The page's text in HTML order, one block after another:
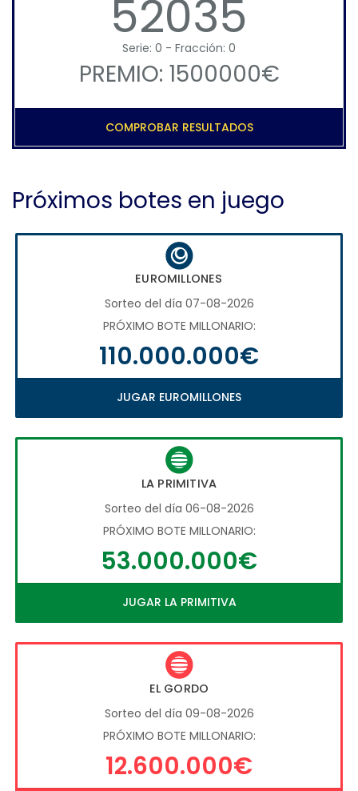
52035
Serie: 0 - Fracción: 0
PREMIO: 1500000€
COMPROBAR RESULTADOS
Próximos botes en juego
EUROMILLONES
Sorteo del día 07-08-2026
PRÓXIMO BOTE MILLONARIO:
110.000.000€
JUGAR EUROMILLONES
LA PRIMITIVA
Sorteo del día 06-08-2026
PRÓXIMO BOTE MILLONARIO:
53.000.000€
JUGAR LA PRIMITIVA
EL GORDO
Sorteo del día 09-08-2026
PRÓXIMO BOTE MILLONARIO:
12.600.000€